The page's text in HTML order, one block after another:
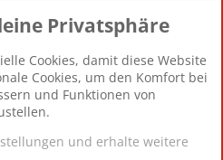
12.425
Toddster85
Privatsphäre
Cookies, damit diese Website
Cookies, um den Komfort bei
und Funktionen von
und erhalte weitere